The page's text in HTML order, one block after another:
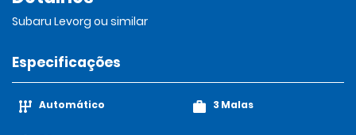
Subaru Levorg ou similar
Especificações
Automático 3 Malas